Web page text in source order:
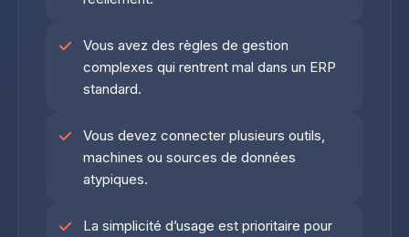
Vous avez des règles de gestion
complexes qui rentrent mal dans un ERP
standard.
Vous devez connecter plusieurs outils,
machines ou sources de données
atypiques.
La simplicité d’usage est prioritaire pour